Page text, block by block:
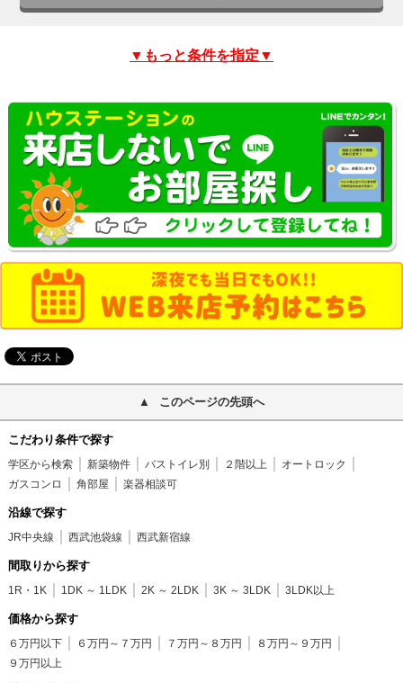
▼もっと条件を指定▼
このページの先頭へ
こだわり条件で探す
学区から検索 新築物件 バストイレ別 ２階以上
オートロック
ガスコンロ
角部屋 楽器相談可
沿線で探す
JR中央線 西武池袋線 西武新宿線
間取りから探す
1R・1K 1DK ～ 1LDK 2K ～ 2LDK 3K ～ 3LDK 3LDK以上
価格から探す
６万円以下 ６万円～７万円 ７万円～８万円
８万円～９万円
９万円以上